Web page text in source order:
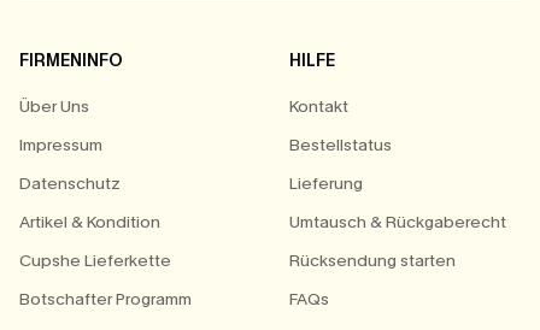
FIRMENINFO
Über Uns
Impressum
Datenschutz
Artikel & Kondition
Cupshe Lieferkette
Botschafter Programm
HILFE
Kontakt
Bestellstatus
Lieferung
Umtausch & Rückgaberecht
Rücksendung starten
FAQs